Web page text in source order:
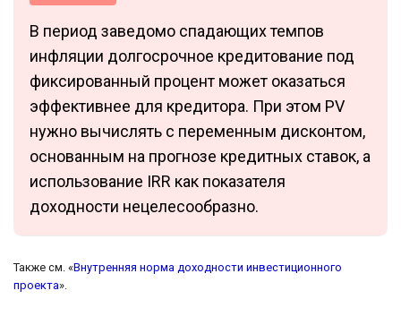
В период заведомо спадающих темпов
инфляции долгосрочное кредитование под
фиксированный процент может оказаться
эффективнее для кредитора. При этом PV
нужно вычислять с переменным дисконтом,
основанным на прогнозе кредитных ставок, а
использование IRR как показателя
доходности нецелесообразно.
Также см. «Внутренняя норма доходности инвестиционного
проекта».